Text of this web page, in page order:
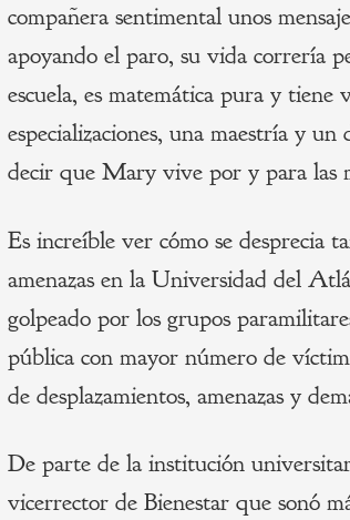
compañera sentimental unos
apoyando el paro, su vida correría
escuela, es matemática pura y tiene
especializaciones, una maestría y
decir que Mary vive por y para las
Es increíble ver cómo se desprecia
amenazas en la Universidad del
golpeado por los grupos
pública con mayor número de
de desplazamientos, amenazas y
De parte de la institución
vicerrector de Bienestar que sonó